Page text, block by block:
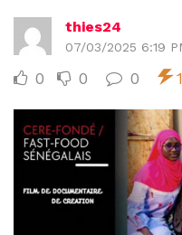
thies24
07/03/2025 6:19
0 0 0